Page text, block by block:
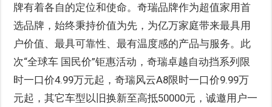
牌有着各自的定位和使命。奇瑞品牌作为超值家用首
选品牌，始终秉持价值为先，为亿万家庭带来最具用
户价值、最具可靠性、最有温度感的产品与服务。此
次“全球车 国民价”钜惠活动，奇瑞卓越自动挡系列限
时一口价4.99万元起，奇瑞风云A8限时一口价9.99万
元起，其它车型以旧换新至高抵50000元，诚邀用户一